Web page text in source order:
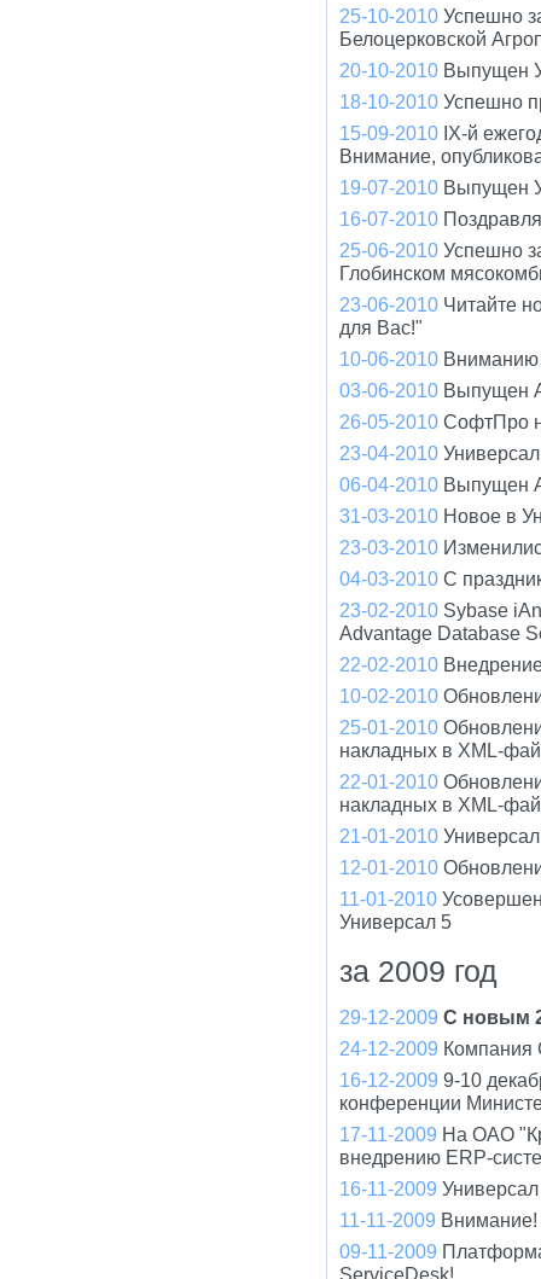
25-10-2010 Успешно
Белоцерковской
20-10-2010 Выпущен
18-10-2010 Успешно
15-09-2010 IX-й
Внимание,
19-07-2010 Выпущен
16-07-2010
25-06-2010 Успешно
Глобинском
23-06-2010 Читайте
для Вас!"
10-06-2010 Вниманию
03-06-2010 Выпущен
26-05-2010 СофтПро
23-04-2010 Универсал
06-04-2010 Выпущен
31-03-2010 Новое в
23-03-2010
04-03-2010 С
23-02-2010 Sybase
Advantage Database
22-02-2010
10-02-2010
25-01-2010
накладных в XML-
22-01-2010
накладных в XML-
21-01-2010 Универсал
12-01-2010
11-01-2010
Универсал 5
за 2009 год
29-12-2009 С новым
24-12-2009 Компания
16-12-2009 9-10
конференции
17-11-2009 На ОАО
внедрению ERP-
16-11-2009 Универсал
11-11-2009
09-11-2009
ServiceDesk!